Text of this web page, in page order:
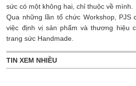
sức có một không hai, chỉ thuộc về mình.
Qua những lần tổ chức Workshop, PJS
việc định vị sản phẩm và thương hiệu
trang sức Handmade.
TIN XEM NHIỀU